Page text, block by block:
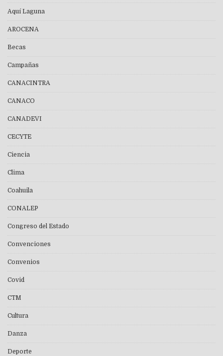
Aquí Laguna
AROCENA
Becas
Campañas
CANACINTRA
CANACO
CANADEVI
CECYTE
Ciencia
Clima
Coahuila
CONALEP
Congreso del Estado
Convenciones
Convenios
Covid
CTM
Cultura
Danza
Deporte